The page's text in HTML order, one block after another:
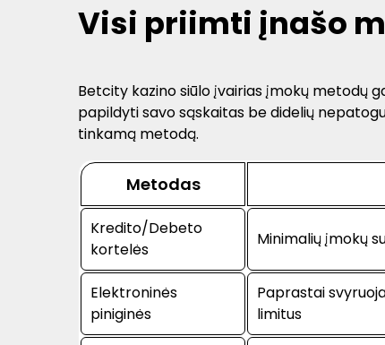
Visi priimti įnašo
Betcity kazino siūlo įvairias įmokų metodų
papildyti savo sąskaitas be didelių
tinkamą metodą.
Metodas
Kredito/Debeto
kortelės
Minimalių įmokų
Elektroninės
piniginės
Paprastai
limitus